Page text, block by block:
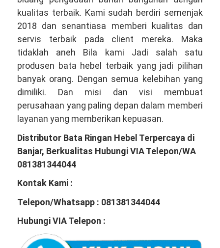
kualitas terbaik. Kami sudah berdiri semenjak
2018 dan senantiasa memberi kualitas dan
servis terbaik pada client mereka. Maka
tidaklah aneh Bila kami Jadi salah satu
produsen bata hebel terbaik yang jadi pilihan
banyak orang. Dengan semua kelebihan yang
dimiliki. Dan misi dan visi membuat
perusahaan yang paling depan dalam memberi
layanan yang memberikan kepuasan.
Distributor Bata Ringan Hebel Terpercaya di
Banjar, Berkualitas Hubungi VIA Telepon/WA
081381344044
Kontak Kami :
Telepon/Whatsapp : 081381344044
Hubungi VIA Telepon :